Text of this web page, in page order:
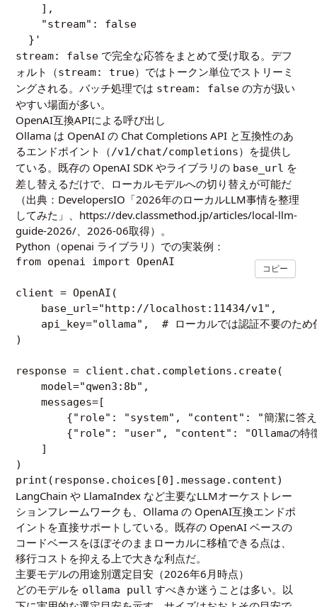
    ],
    "stream": false
  }'
stream: false で完全な応答をまとめて受け取る。デフ
ォルト（stream: true）ではトークン単位でストリーミ
ングされる。バッチ処理では stream: false の方が扱い
やすい場面が多い。
OpenAI互換APIによる呼び出し
Ollama は OpenAI の Chat Completions API と互換性のあ
るエンドポイント（/v1/chat/completions）を提供し
ている。既存の OpenAI SDK やライブラリの base_url を
差し替えるだけで、ローカルモデルへの切り替えが可能だ
（出典：DevelopersIO「2026年のローカルLLM事情を整理
してみた」、https://dev.classmethod.jp/articles/local-llm-
guide-2026/、2026-06取得）。
Python（openai ライブラリ）での実装例：
from openai import OpenAI
client = OpenAI(
    base_url="http://localhost:11434/v1",
api_key="ollama",  # ローカルでは認証不要のため
)
response = client.chat.completions.create(
    model="qwen3:8b",
    messages=[
{"role": "system", "content": "簡潔に答え
{"role": "user", "content": "Ollamaの特徴
    ]
)
print(response.choices[0].message.content)
コピー
LangChain や LlamaIndex など主要なLLMオーケストレー
ションフレームワークも、Ollama の OpenAI互換エンドポ
イントを直接サポートしている。既存の OpenAI ベースの
コードベースをほぼそのままローカルに移植できる点は、
移行コストを抑える上で大きな利点だ。
主要モデルの用途別選定目安（2026年6月時点）
どのモデルを ollama pull すべきか迷うことは多い。以